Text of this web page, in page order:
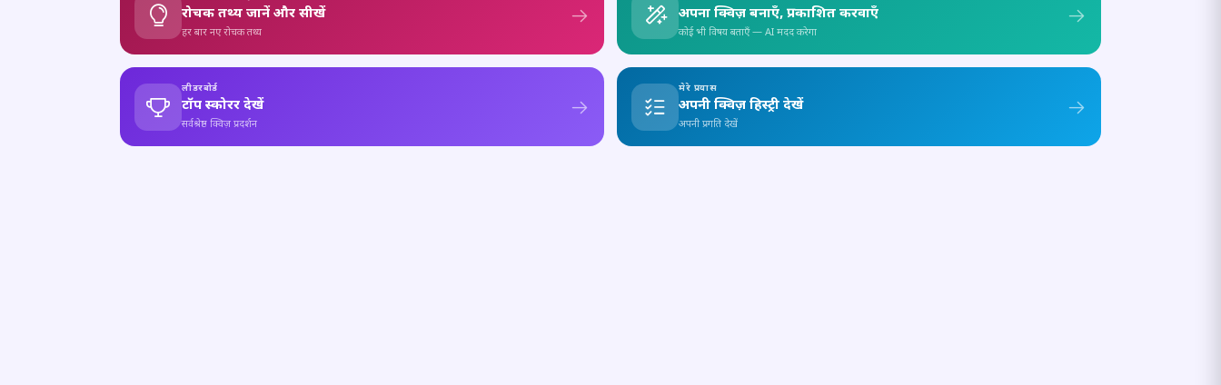
रोचक तथ्य जानें और सीखें
हर बार नए रोचक तथ्य
अपना क्विज़ बनाएँ, प्रकाशित करवाएँ
कोई भी विषय बताएँ — AI मदद करेगा
लीडरबोर्ड
टॉप स्कोरर देखें
सर्वश्रेष्ठ क्विज़ प्रदर्शन
मेरे प्रयास
अपनी क्विज़ हिस्ट्री देखें
अपनी प्रगति देखें